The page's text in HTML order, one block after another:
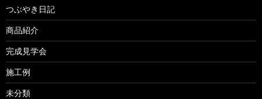
つぶやき日記
商品紹介
完成見学会
施工例
未分類